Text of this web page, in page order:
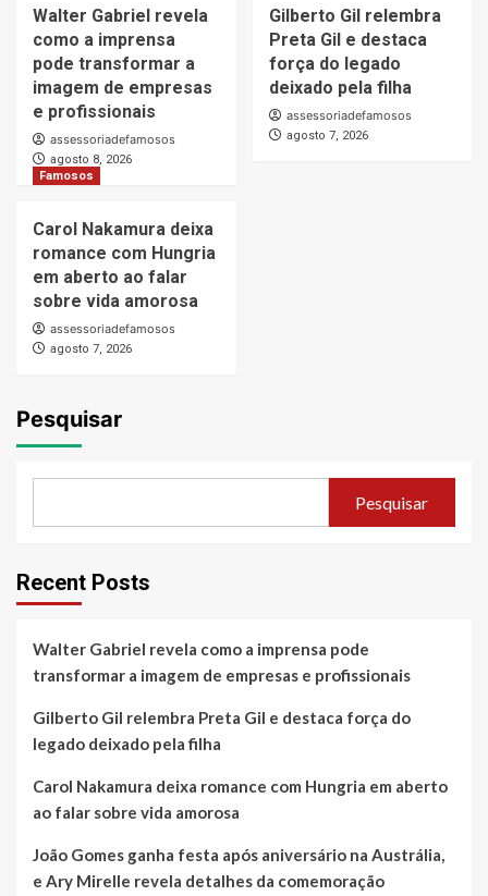
Walter Gabriel revela
como a imprensa
pode transformar a
imagem de empresas
e profissionais
assessoriadefamosos
agosto 8, 2026
Gilberto Gil relembra
Preta Gil e destaca
força do legado
deixado pela filha
assessoriadefamosos
agosto 7, 2026
Famosos
Carol Nakamura deixa
romance com Hungria
em aberto ao falar
sobre vida amorosa
assessoriadefamosos
agosto 7, 2026
Pesquisar
Pesquisar
Recent Posts
Walter Gabriel revela como a imprensa pode
transformar a imagem de empresas e profissionais
Gilberto Gil relembra Preta Gil e destaca força do
legado deixado pela filha
Carol Nakamura deixa romance com Hungria em aberto
ao falar sobre vida amorosa
João Gomes ganha festa após aniversário na Austrália,
e Ary Mirelle revela detalhes da comemoração